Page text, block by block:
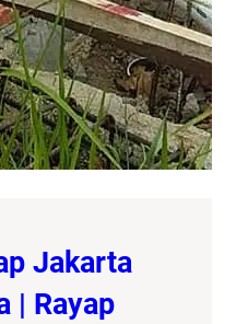
Jakarta
| Rayap